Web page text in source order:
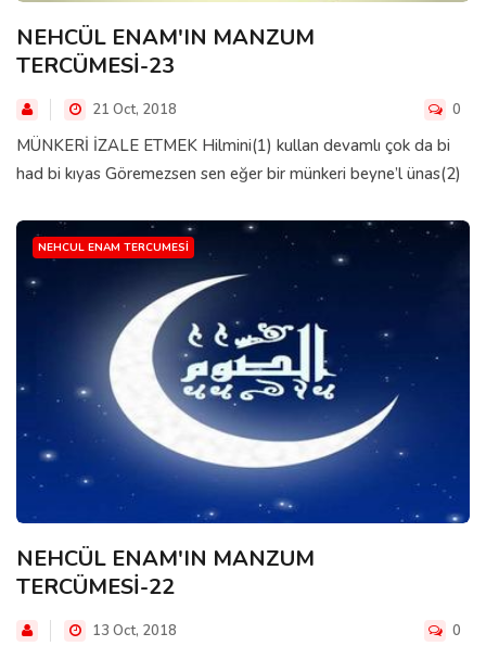
NEHCÜL ENAM'IN MANZUM
TERCÜMESİ-23
21 Oct, 2018 0
MÜNKERİ İZALE ETMEK Hilmini(1) kullan devamlı çok da bi
had bi kıyas Göremezsen sen eğer bir münkeri beyne’l ünas(2)
NEHCUL ENAM TERCUMESI
NEHCÜL ENAM'IN MANZUM
TERCÜMESİ-22
13 Oct, 2018 0